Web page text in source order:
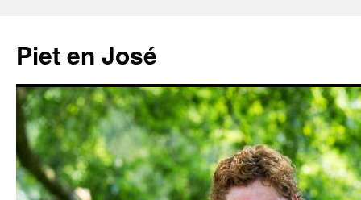
de
inhoud
Piet en José